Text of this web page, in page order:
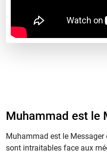
Muhammad est le
Muhammad est le Messager
sont intraitables face aux